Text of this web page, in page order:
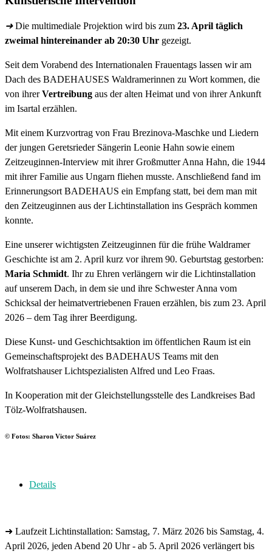
➜Die multimediale Projektion wird bis zum 23. April täglich
zweimal hintereinander ab 20:30 Uhr gezeigt.
Seit dem Vorabend des Internationalen Frauentags lassen wir am
Dach des BADEHAUSES Waldramerinnen zu Wort kommen, die
von ihrerVertreibung aus der alten Heimat und von ihrer Ankunft
im Isartal erzählen.
Mit einem Kurzvortrag von Frau Brezinova-Maschke und Liedern
der jungen Geretsrieder Sängerin Leonie Hahn sowie einem
Zeitzeuginnen-Interview mit ihrer Großmutter Anna Hahn, die 1944
mit ihrer Familie aus Ungarn fliehen musste. Anschließend fand im
Erinnerungsort BADEHAUS ein Empfang statt, bei dem man mit
den Zeitzeuginnen aus der Lichtinstallation ins Gespräch kommen
konnte.
Eine unserer wichtigsten Zeitzeuginnen für die frühe Waldramer
Geschichte ist am 2. April kurz vor ihrem 90. Geburtstag gestorben:
Maria Schmidt. Ihr zu Ehren verlängern wir die Lichtinstallation
auf unserem Dach, in dem sie und ihre Schwester Anna vom
Schicksal der heimatvertriebenen Frauen erzählen, bis zum 23. April
2026 – dem Tag ihrer Beerdigung.
Diese Kunst- und Geschichtsaktion im öffentlichen Raum ist ein
Gemeinschaftsprojekt des BADEHAUS Teams mit den
Wolfratshauser Lichtspezialisten Alfred und Leo Fraas.
In Kooperation mit der Gleichstellungsstelle des Landkreises Bad
Tölz-Wolfratshausen.
© Fotos: Sharon Victor Suárez
Details
➜ Laufzeit Lichtinstallation: Samstag, 7. März 2026 bis Samstag, 4.
April 2026, jeden Abend 20 Uhr - ab 5. April 2026 verlängert bis